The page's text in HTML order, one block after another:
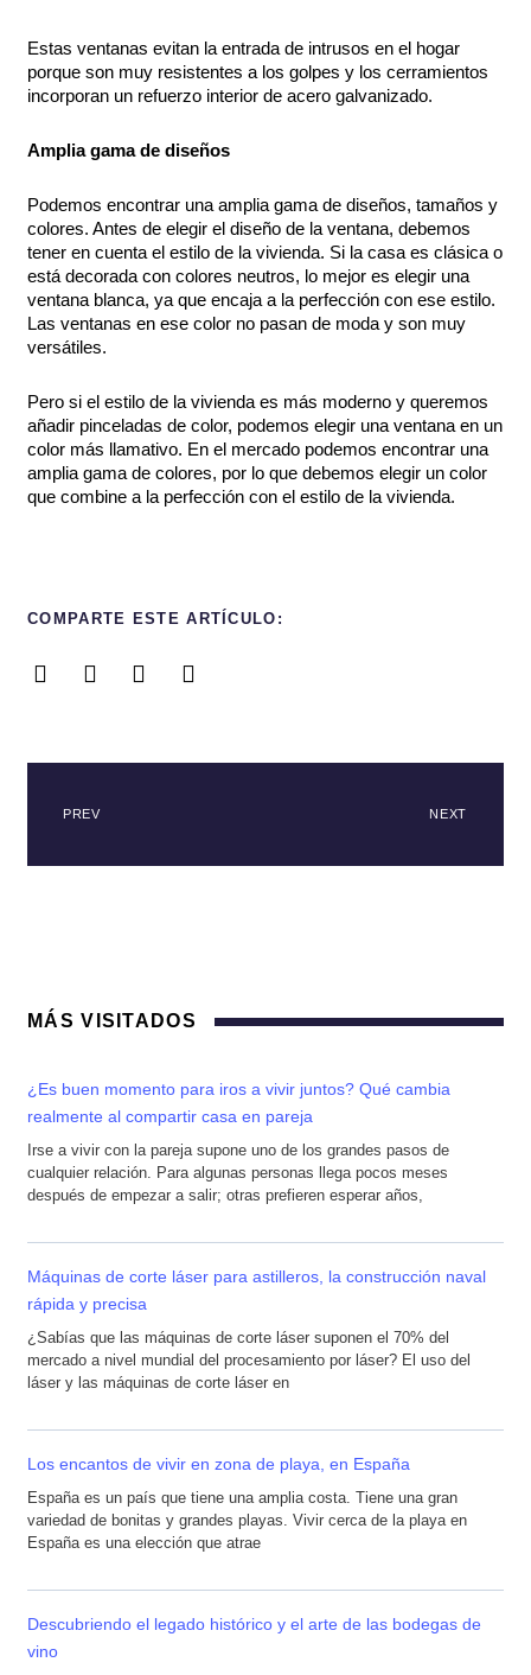
Estas ventanas evitan la entrada de intrusos en el hogar
porque son muy resistentes a los golpes y los cerramientos
incorporan un refuerzo interior de acero galvanizado.
Amplia gama de diseños
Podemos encontrar una amplia gama de diseños, tamaños y
colores. Antes de elegir el diseño de la ventana, debemos
tener en cuenta el estilo de la vivienda. Si la casa es clásica o
está decorada con colores neutros, lo mejor es elegir una
ventana blanca, ya que encaja a la perfección con ese estilo.
Las ventanas en ese color no pasan de moda y son muy
versátiles.
Pero si el estilo de la vivienda es más moderno y queremos
añadir pinceladas de color, podemos elegir una ventana en un
color más llamativo. En el mercado podemos encontrar una
amplia gama de colores, por lo que debemos elegir un color
que combine a la perfección con el estilo de la vivienda.
COMPARTE ESTE ARTÍCULO:
PREV NEXT
MÁS VISITADOS
¿Es buen momento para iros a vivir juntos? Qué cambia
realmente al compartir casa en pareja
Irse a vivir con la pareja supone uno de los grandes pasos de
cualquier relación. Para algunas personas llega pocos meses
después de empezar a salir; otras prefieren esperar años,
Máquinas de corte láser para astilleros, la construcción naval
rápida y precisa
¿Sabías que las máquinas de corte láser suponen el 70% del
mercado a nivel mundial del procesamiento por láser? El uso del
láser y las máquinas de corte láser en
Los encantos de vivir en zona de playa, en España
España es un país que tiene una amplia costa. Tiene una gran
variedad de bonitas y grandes playas. Vivir cerca de la playa en
España es una elección que atrae
Descubriendo el legado histórico y el arte de las bodegas de
vino